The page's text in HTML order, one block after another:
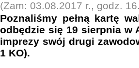
(Zam: 03.08.2017 r., godz.
Poznaliśmy pełną kartę
odbędzie się 19 sierpnia w
imprezy swój drugi
1 KO).